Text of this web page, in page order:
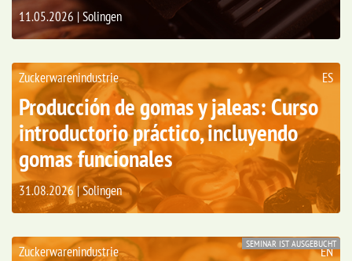
11.05.2026 | Solingen
Zuckerwarenindustrie ES
Producción de gomas y jaleas: Curso
introductorio práctico, incluyendo
gomas funcionales
31.08.2026 | Solingen
SEMINAR IST AUSGEBUCHT
Zuckerwarenindustrie EN